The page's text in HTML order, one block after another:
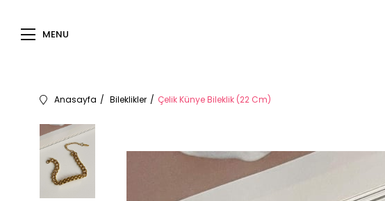
MENU
Anasayfa Bileklikler Çelik Künye Bileklik (22 Cm)